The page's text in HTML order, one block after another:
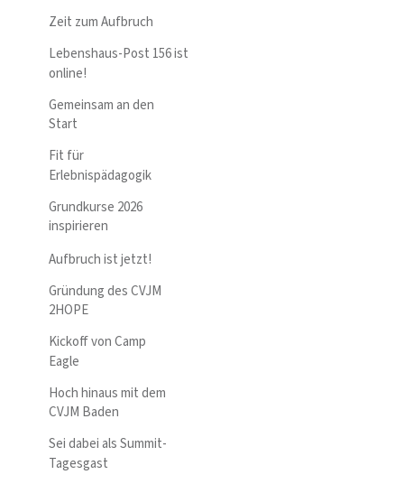
Zeit zum Aufbruch
Lebenshaus-Post 156 ist
online!
Gemeinsam an den
Start
Fit für
Erlebnispädagogik
Grundkurse 2026
inspirieren
Aufbruch ist jetzt!
Gründung des CVJM
2HOPE
Kickoff von Camp
Eagle
Hoch hinaus mit dem
CVJM Baden
Sei dabei als Summit-
Tagesgast